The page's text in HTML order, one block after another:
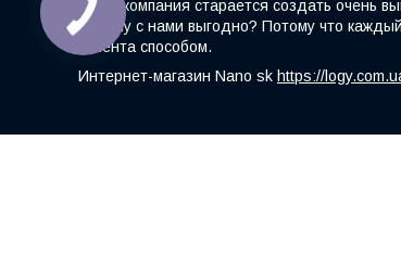
Наша компания старается создать очень
Почему с нами выгодно? Потому что
клиента способом.
Интернет-магазин Nano sk https://